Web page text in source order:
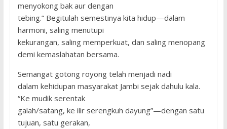
menyokong bak aur dengan
tebing.” Begitulah semestinya kita hidup—dalam
harmoni, saling menutupi
kekurangan, saling memperkuat, dan saling menopang
demi kemaslahatan bersama.
Semangat gotong royong telah menjadi nadi
dalam kehidupan masyarakat Jambi sejak dahulu kala.
“Ke mudik serentak
galah/satang, ke ilir serengkuh dayung”—dengan satu
tujuan, satu gerakan,